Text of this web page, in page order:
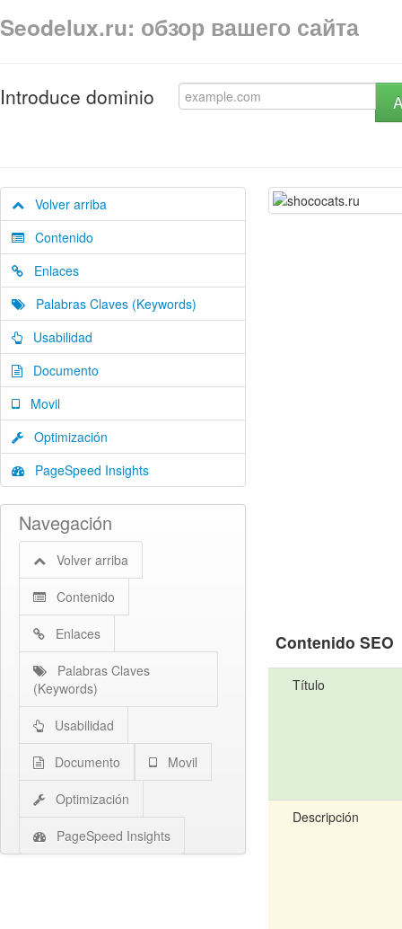
Seodelux.ru: обзор вашего сайта
Introduce dominio
Volver arriba
Contenido
Enlaces
Palabras Claves (Keywords)
Usabilidad
Documento
Movil
Optimización
PageSpeed Insights
Navegación
Volver arriba
Contenido
Enlaces
Palabras Claves
(Keywords)
Usabilidad
Documento Movil
Optimización
PageSpeed Insights
Contenido SEO
Título
Descripción